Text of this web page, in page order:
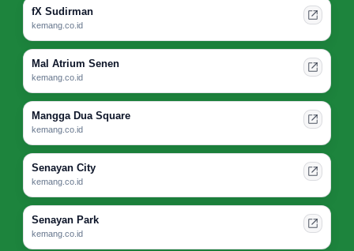
fX Sudirman
kemang.co.id
Mal Atrium Senen
kemang.co.id
Mangga Dua Square
kemang.co.id
Senayan City
kemang.co.id
Senayan Park
kemang.co.id